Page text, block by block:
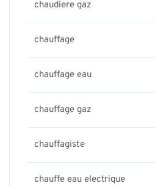
chaudiere gaz
chauffage
chauffage eau
chauffage gaz
chauffagiste
chauffe eau electrique